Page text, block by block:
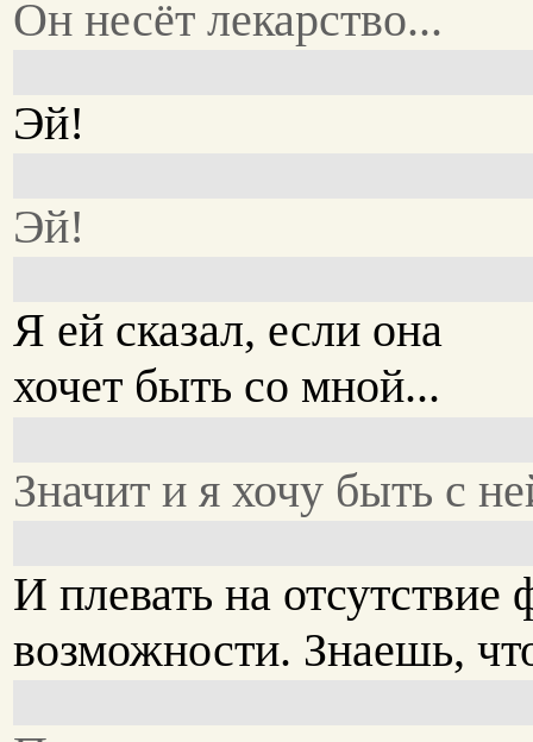
Он несёт лекарство...
Эй!
Эй!
Я ей сказал, если она
хочет быть со мной...
Значит и я хочу быть с
И плевать на отсутствие
возможности. Знаешь,